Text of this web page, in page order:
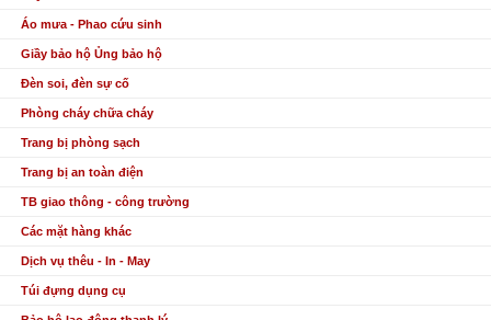
Áo mưa - Phao cứu sinh
Giầy bảo hộ Ủng bảo hộ
Đèn soi, đèn sự cố
Phòng cháy chữa cháy
Trang bị phòng sạch
Trang bị an toàn điện
TB giao thông - công trường
Các mặt hàng khác
Dịch vụ thêu - In - May
Túi đựng dụng cụ